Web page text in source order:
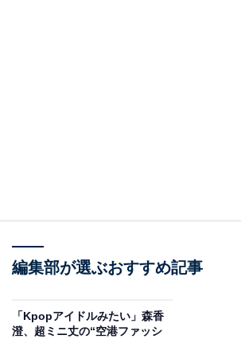
編集部が選ぶおすすめ記事
「Kpopアイドルみたい」森香
澄、超ミニ丈の“空港ファッシ